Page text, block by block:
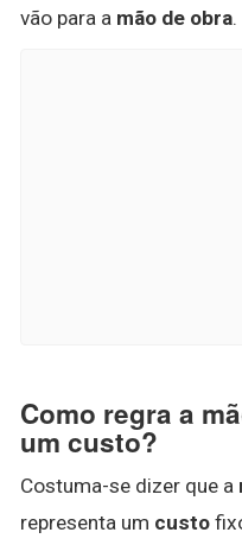
vão para a mão de obra.
Como regra a
um custo?
Costuma-se dizer que a
representa um custo